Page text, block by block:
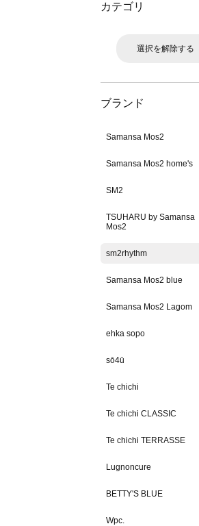
カテゴリ
選択を解除する
ブランド
Samansa Mos2
Samansa Mos2 home's
SM2
TSUHARU by Samansa
Mos2
sm2rhythm
Samansa Mos2 blue
Samansa Mos2 Lagom
ehka sopo
sō4ū
Te chichi
Te chichi CLASSIC
Te chichi TERRASSE
Lugnoncure
BETTY'S BLUE
Wpc.